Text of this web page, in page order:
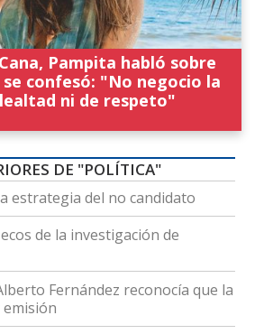
Pampita habló sobre
confesó: "No negocio la
ni de respeto"
DE "POLÍTICA"
estrategia del no candidato
de la investigación de
Fernández reconocía que la